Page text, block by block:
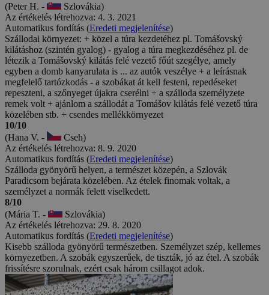
(Peter H. -
Szlovákia)
Az értékelés létrehozva: 4. 3. 2021
Automatikus fordítás (Eredeti megjelenítése)
Szállodai környezet: + közel a túra kezdetéhez pl. Tomášovský
kilátáshoz (szintén gyalog) - gyalog a túra megkezdéséhez pl. de
létezik a Tomášovský kilátás felé vezető főút szegélye, amely
egyben a domb kanyarulata is ... az autók veszélye + a leírásnak
megfelelő tartózkodás - a szobákat át kell festeni, repedéseket
repeszteni, a szőnyeget újakra cserélni + a szálloda személyzete
remek volt + ajánlom a szállodát a Tomášov kilátás felé vezető túra
közelében stb. + csendes mellékkörnyezet
10/10
(Hana V. -
Cseh)
Az értékelés létrehozva: 8. 9. 2020
Automatikus fordítás (Eredeti megjelenítése)
Szálloda gyönyörű helyen, a természet közepén, a Szlovák
Paradicsom bejárata közelében. Az ételek finomak voltak, a
személyzet a normák felett viselkedett.
8/10
(Mária T. -
Szlovákia)
Az értékelés létrehozva: 29. 8. 2020
Automatikus fordítás (Eredeti megjelenítése)
Kisebb szálloda gyönyörű természetben. Személyzet szép, kellemes
környezetben. A szobák egyszerűek, de tiszták, jó az étel. A szobák
frissítésre szorulnak, ezért csak három csillagot adok.